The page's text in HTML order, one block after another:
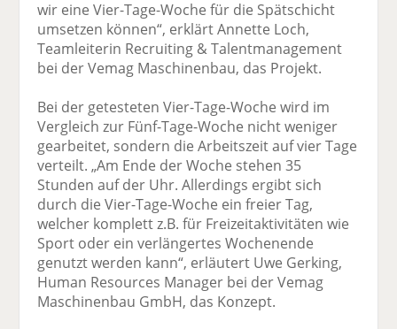
wir eine Vier-Tage-Woche für die Spätschicht
umsetzen können“, erklärt Annette Loch,
Teamleiterin Recruiting & Talentmanagement
bei der Vemag Maschinenbau, das Projekt.
Bei der getesteten Vier-Tage-Woche wird im
Vergleich zur Fünf-Tage-Woche nicht weniger
gearbeitet, sondern die Arbeitszeit auf vier Tage
verteilt. „Am Ende der Woche stehen 35
Stunden auf der Uhr. Allerdings ergibt sich
durch die Vier-Tage-Woche ein freier Tag,
welcher komplett z.B. für Freizeitaktivitäten wie
Sport oder ein verlängertes Wochenende
genutzt werden kann“, erläutert Uwe Gerking,
Human Resources Manager bei der Vemag
Maschinenbau GmbH, das Konzept.